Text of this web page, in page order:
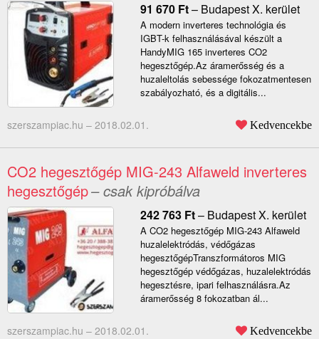
91 670 Ft– Budapest X. kerület
A modern inverteres technológia és
IGBT-k felhasználásával készült a
HandyMIG 165 inverteres CO2
hegesztőgép.Az áramerősség és a
huzaleltolás sebessége fokozatmentesen
szabályozható, és a digitális...
szerszampiac.hu – 2018.02.01. Kedvencekbe
CO2 hegesztőgép MIG-243 Alfaweld inverteres
hegesztőgép– csak kipróbálva
242 763 Ft– Budapest X. kerület
A CO2 hegesztőgép MIG-243 Alfaweld
huzalelektródás, védőgázas
hegesztőgépTranszformátoros MIG
hegesztőgép védőgázas, huzalelektródás
hegesztésre, ipari felhasználásra.Az
áramerősség 8 fokozatban ál...
szerszampiac.hu – 2018.02.01. Kedvencekbe